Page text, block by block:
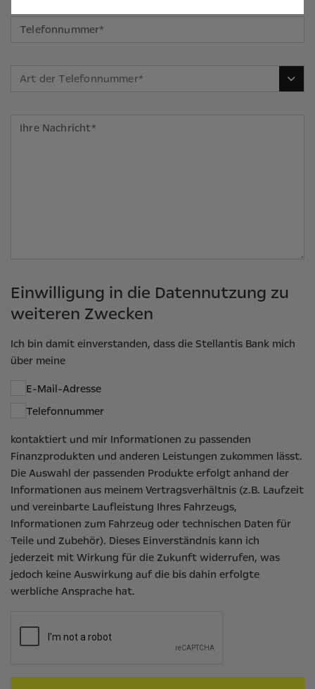
Art der Telefonnummer*
Einwilligung in die Datennutzung zu
weiteren Zwecken
Ich bin damit einverstanden, dass die Stellantis Bank mich
über meine
E-Mail-Adresse
Telefonnummer
kontaktiert und mir Informationen zu passenden
Finanzprodukten und anderen Leistungen zukommen lässt.
Die Auswahl der passenden Produkte erfolgt anhand der
Informationen aus meinem Vertragsverhältnis (z.B. Laufzeit
und vereinbarte Laufleistung Ihres Fahrzeugs,
Informationen zum Fahrzeug oder technischen Daten für
Teile und Zubehör). Dieses Einverständnis kann ich
jederzeit mit Wirkung für die Zukunft widerrufen, was
jedoch keine Auswirkung auf die bis dahin erfolgte
werbliche Ansprache hat.